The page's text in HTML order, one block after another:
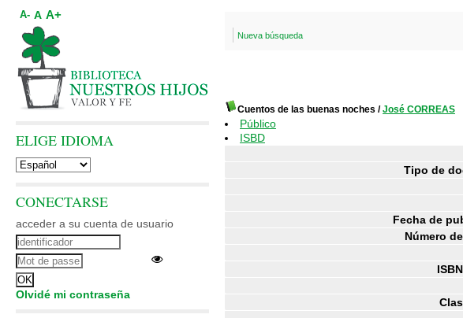
Nueva búsqueda
Cuentos de las buenas noches /José CORREAS
Público
ISBD
Tipo de
Fecha de
Número
A- A A+
ELIGE IDIOMA
CONECTARSE
acceder a su cuenta de usuario
Olvidé mi contraseña